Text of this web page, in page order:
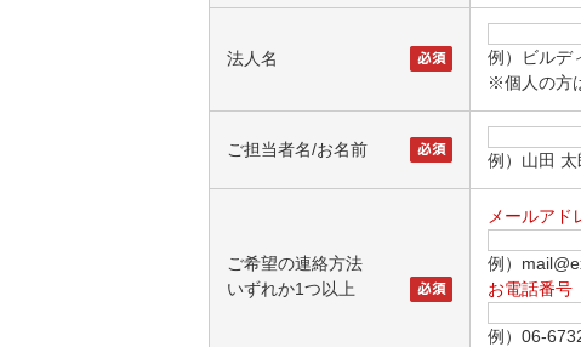
法人名
例）ビルデ
※個人の方
ご担当者名/お名前
例）山田 太
ご希望の連絡方法
いずれか1つ以上
メールアド
例）
お電話番号
例）06-